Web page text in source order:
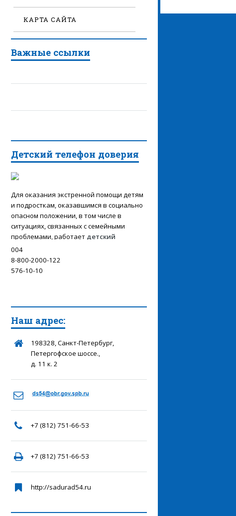
КАРТА САЙТА
Важные ссылки
Детский телефон доверия
Для оказания экстренной помощи детям
и подросткам, оказавшимся в социально
опасном положении, в том числе в
ситуациях, связанных с семейными
проблемами, работает детский
телефон доверия:
004
8-800-2000-122
576-10-10
Наш адрес:
198328, Санкт-Петербург,
Петергофское шоссе.,
д. 11 к. 2
+7 (812) 751-66-53
+7 (812) 751-66-53
http://sadurad54.ru